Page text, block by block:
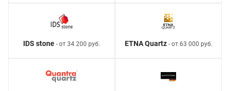
IDS stone - от 34 200 руб. ETNA Quartz- от 63 000 руб.